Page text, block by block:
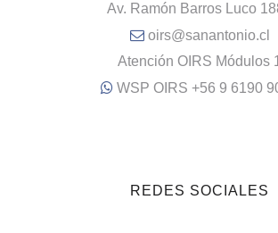
Av. Ramón Barros Luco
oirs@sanantonio.cl
Atención OIRS Módulos
WSP OIRS +56 9 6190
REDES SOCIALES